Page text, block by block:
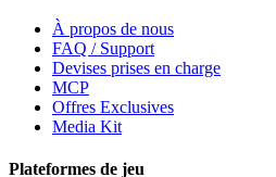
À propos de nous
FAQ / Support
Devises prises en charge
MCP
Offres Exclusives
Media Kit
Plateformes de jeu